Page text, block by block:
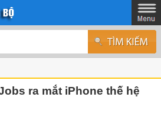
ra mắt iPhone thế hệ